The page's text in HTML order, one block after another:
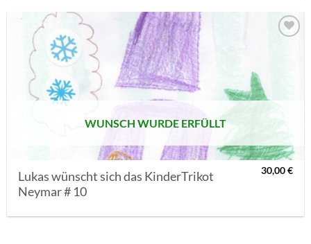
SETZEN
WUNSCH WURDE ERFÜLLT
Lukas wünscht sich das KinderTrikot
Neymar # 10
30,00€